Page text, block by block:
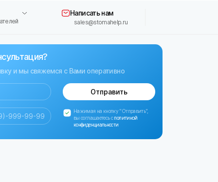
Написать нам
sales@stomahelp.ru
и мы свяжемся с Вами оперативно
Отправить
Нажимая на кнопку "Отправить",
вы соглашаетесь сполитикой
конфиденциальности